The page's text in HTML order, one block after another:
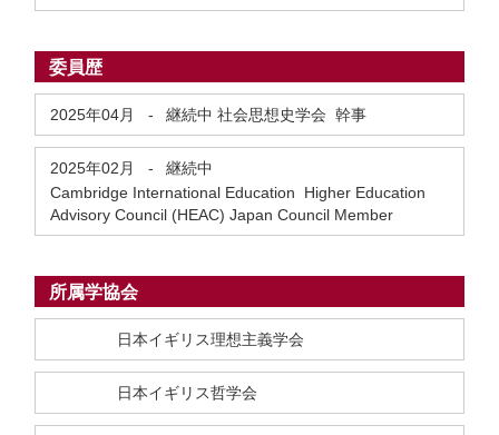
委員歴
2025年04月 - 継続中 社会思想史学会 幹事
2025年02月 -
継続中
Cambridge International Education Higher Education
Advisory Council (HEAC) Japan Council Member
所属学協会
日本イギリス理想主義学会
日本イギリス哲学会